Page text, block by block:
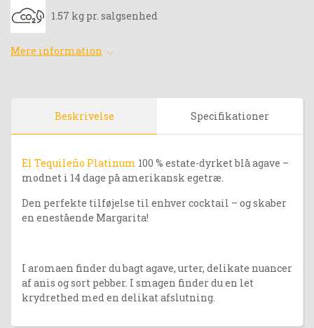
1.57 kg pr. salgsenhed
Mere information
Beskrivelse Specifikationer
El Tequileño Platinum 100 % estate-dyrket blå agave –
modnet i 14 dage på amerikansk egetræ.
Den perfekte tilføjelse til enhver cocktail – og skaber
en enestående Margarita!
I aromaen finder du bagt agave, urter, delikate nuancer
af anis og sort pebber. I smagen finder du en let
krydrethed med en delikat afslutning.